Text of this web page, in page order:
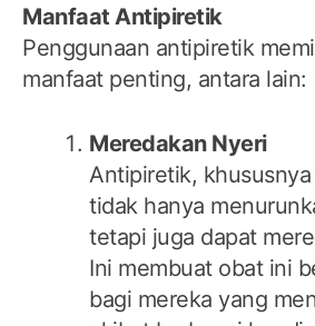
Manfaat Antipiretik
Penggunaan antipiretik
manfaat penting, antara lain:
Meredakan Nyeri
Antipiretik,
tidak hanya
tetapi juga dapat
Ini membuat obat ini
bagi mereka yang